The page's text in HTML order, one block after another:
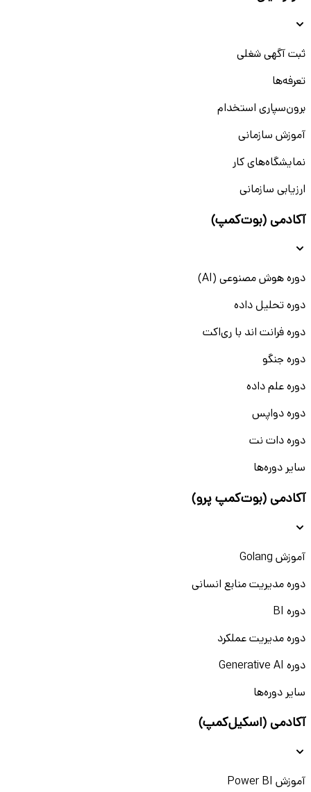
ثبت آگهی شغلی
تعرفه‌ها
برون‌سپاری استخدام
آموزش سازمانی
نمایشگاه‌های کار
ارزیابی سازمانی
آکادمی (بوت‌کمپ)
دوره هوش مصنوعی (AI)
دوره تحلیل داده
دوره فرانت اند با ری‌اکت
دوره جنگو
دوره علم داده
دوره دواپس
دوره دات نت
سایر دوره‌ها
آکادمی (بوت‌کمپ پرو)
آموزش Golang
دوره مدیریت منابع انسانی
دوره BI
دوره مدیریت عملکرد
دوره Generative AI
سایر دوره‌ها
آکادمی (اسکیل‌کمپ)
آموزش Power BI